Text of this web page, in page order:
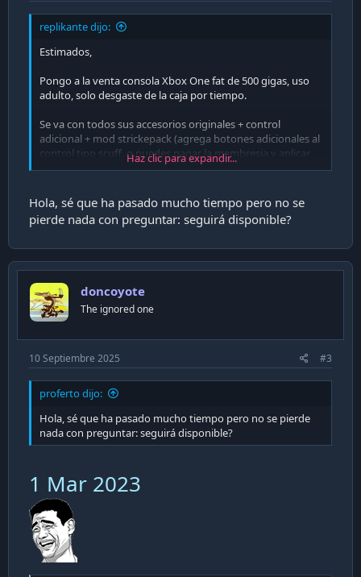
replikante dijo:
Estimados,
Pongo a la venta consola Xbox One fat de 500 gigas, uso
adulto, solo desgaste de la caja por tiempo.
Se va con todos sus accesorios originales + control
adicional + mod strickepack (agrega botones adicionales al
control tipo scuff, o puedes pagar la membresia y aplicar
cheat xD) + juegos de regalo.
No tiene garantía.
Se va por $150.000 conversable.
Ver adjunto 29311
Ver adjunto 29312
Ver adjunto 29313
Ver adjunto 29314
Saludos !!
Haz clic para expandir...
Hola, sé que ha pasado mucho tiempo pero no se
pierde nada con preguntar: seguirá disponible?
doncoyote
The ignored one
10 Septiembre 2025 #3
proferto dijo:
Hola, sé que ha pasado mucho tiempo pero no se pierde
nada con preguntar: seguirá disponible?
1 Mar 2023